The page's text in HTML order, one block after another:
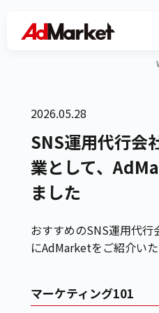
2026.05.28
SNS運用代行会
業として、
ました
おすすめのSNS運用代行
にAdMarketをご紹介いた
マーケティング101